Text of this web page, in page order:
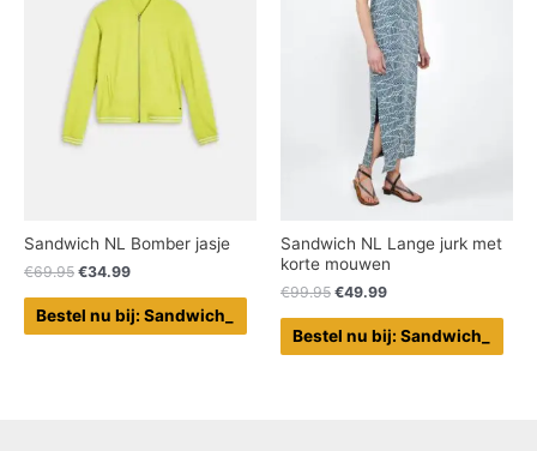
Sandwich NL Bomber jasje
€69.95 €34.99
Bestel nu bij: Sandwich_
Sandwich NL Lange jurk met
korte mouwen
€99.95 €49.99
Bestel nu bij: Sandwich_